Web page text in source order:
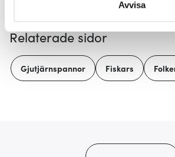
Du kan ändra eller dra tillbaka ditt
Vi använder cookies för att innehållet
ska anpassas efter det som vi tror att
gör också att vi kan analysera vår
Avvisa
Relaterade sidor
Gjutjärnspannor Fiskars